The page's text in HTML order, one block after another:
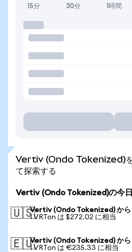
15分 30分 1時間
Vertiv (Ondo Tokenized)を
て探索する
Vertiv (Ondo Tokenized)の今
🇺🇸Vertiv (Ondo Tokenized) から
1 VRTon は $272.02 に相当
🇪🇺Vertiv (Ondo Tokenized) から
1 VRTon は €235.33 に相当